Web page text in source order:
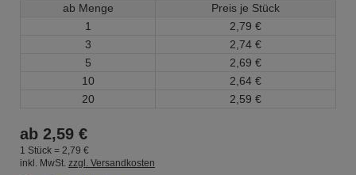
ab Menge
Preis je Stück
1
2, 79 €
3
2, 74 €
5
2, 69 €
10
2, 64 €
20
2, 59 €
ab 2,59 €
1 Stück = 2, 79 €
inkl. MwSt. zzgl. Versandkosten